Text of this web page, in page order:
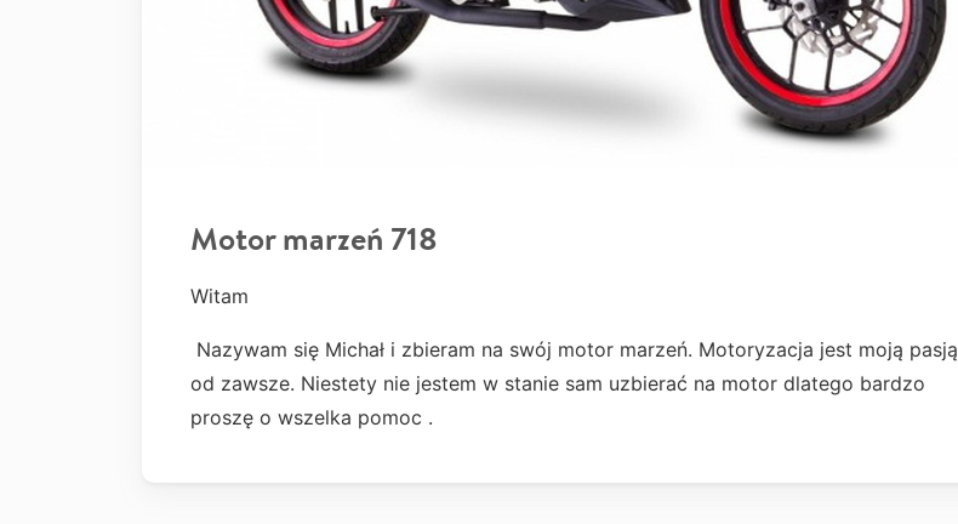
Motor marzeń 718
Witam
Nazywam się Michał i zbieram na swój motor marzeń. Motoryzacja jest moją pasją
od zawsze. Niestety nie jestem w stanie sam uzbierać na motor dlatego bardzo
proszę o wszelka pomoc .